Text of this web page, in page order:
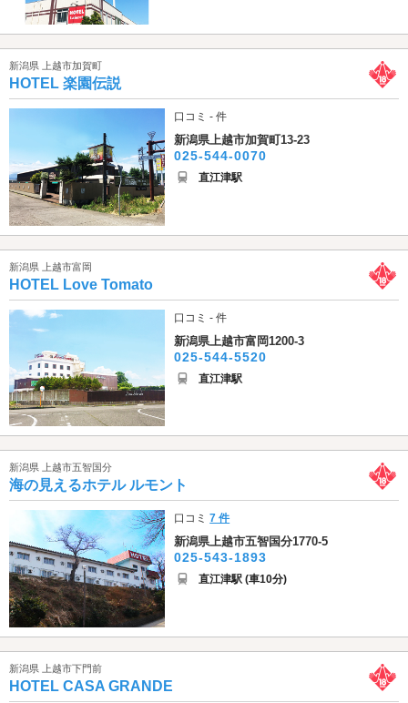
新潟県 上越市加賀町
HOTEL 楽園伝説
口コミ - 件
新潟県上越市加賀町13-23
025-544-0070
直江津駅
新潟県 上越市富岡
HOTEL Love Tomato
口コミ - 件
新潟県上越市富岡1200-3
025-544-5520
直江津駅
新潟県 上越市五智国分
海の見えるホテル ルモント
口コミ7 件
新潟県上越市五智国分1770-5
025-543-1893
直江津駅 (車10分)
新潟県 上越市下門前
HOTEL CASA GRANDE